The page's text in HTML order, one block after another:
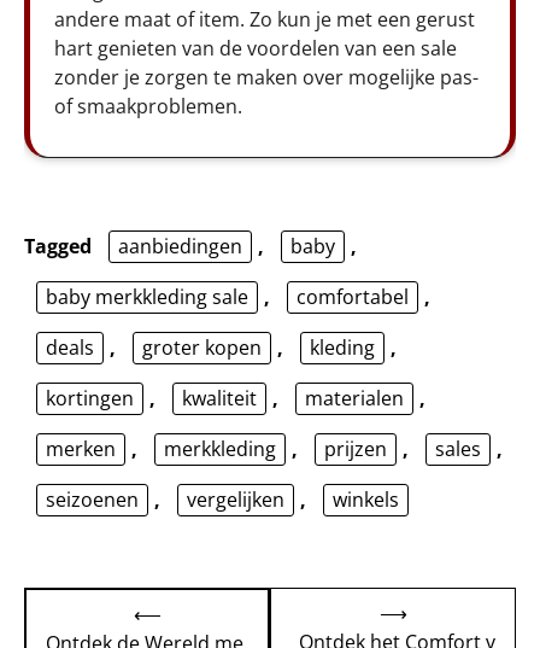
andere maat of item. Zo kun je met een gerust
hart genieten van de voordelen van een sale
zonder je zorgen te maken over mogelijke pas-
of smaakproblemen.
Tagged aanbiedingen , baby
,
baby merkkleding sale
, comfortabel
,
deals
, groter kopen , kleding
,
kortingen
, kwaliteit , materialen
,
merken
, merkkleding , prijzen , sales
,
seizoenen
, vergelijken , winkels
⟵
Ontdek het Comfort v
⟶